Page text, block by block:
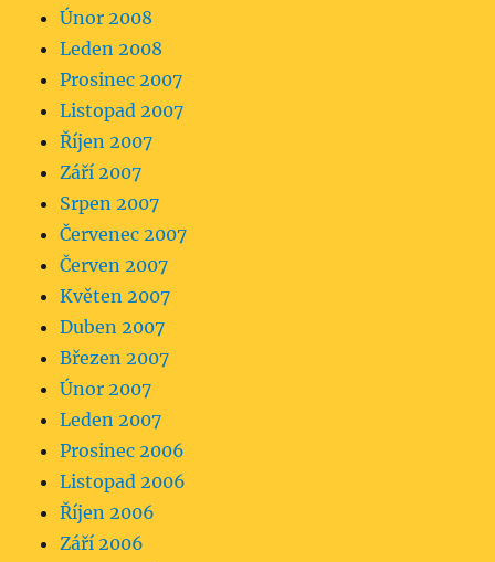
Únor 2008
Leden 2008
Prosinec 2007
Listopad 2007
Říjen 2007
Září 2007
Srpen 2007
Červenec 2007
Červen 2007
Květen 2007
Duben 2007
Březen 2007
Únor 2007
Leden 2007
Prosinec 2006
Listopad 2006
Říjen 2006
Září 2006